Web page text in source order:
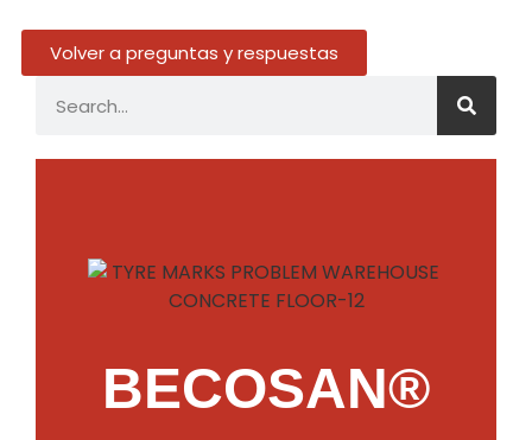
Volver a preguntas y respuestas
BECOSAN®